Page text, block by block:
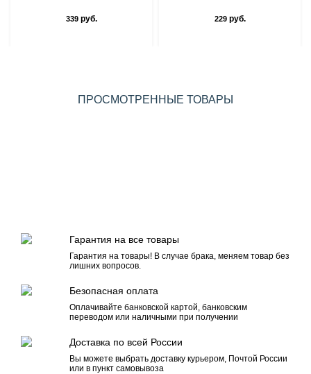
339руб. 229руб.
ПРОСМОТРЕННЫЕ ТОВАРЫ
Гарантия на все товары
Гарантия на товары! В случае брака, меняем товар без
лишних вопросов.
Безопасная оплата
Оплачивайте банковской картой, банковским
переводом или наличными при получении
Доставка по всей России
Вы можете выбрать доставку курьером, Почтой России
или в пункт самовывоза